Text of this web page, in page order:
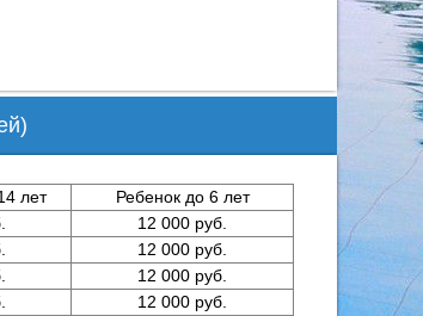
лет
Ребенок до 6 лет
12 000 руб.
12 000 руб.
12 000 руб.
12 000 руб.